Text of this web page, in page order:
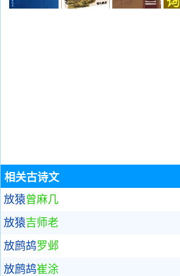
相关古诗文
放猿曾麻几
放猿吉师老
放鹧鸪罗邺
放鹧鸪崔涂